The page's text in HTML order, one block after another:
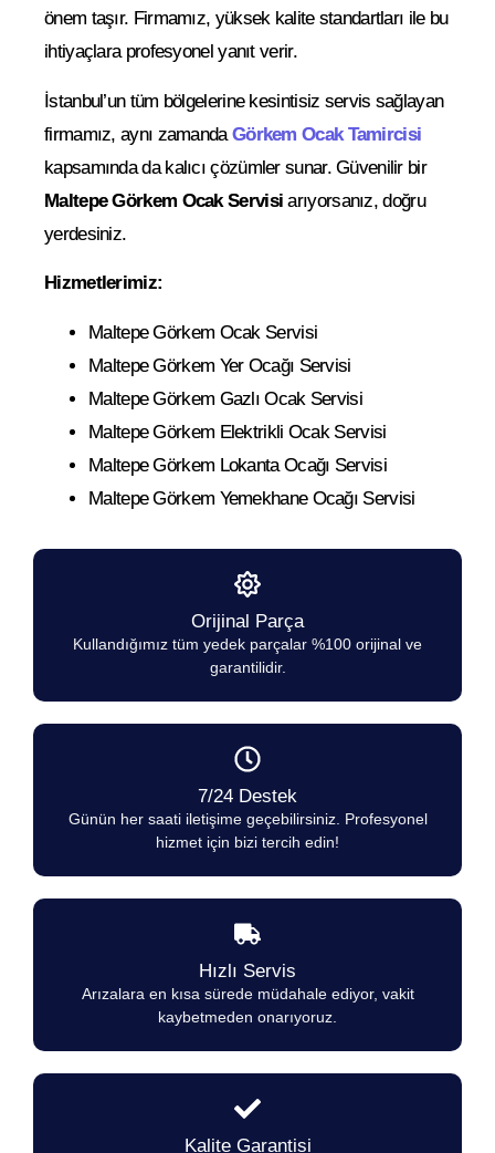
önem taşır. Firmamız, yüksek kalite standartları ile bu
ihtiyaçlara profesyonel yanıt verir.
İstanbul’un tüm bölgelerine kesintisiz servis sağlayan
firmamız, aynı zamanda Görkem Ocak Tamircisi
kapsamında da kalıcı çözümler sunar. Güvenilir bir
Maltepe Görkem Ocak Servisi arıyorsanız, doğru
yerdesiniz.
Hizmetlerimiz:
Maltepe Görkem Ocak Servisi
Maltepe Görkem Yer Ocağı Servisi
Maltepe Görkem Gazlı Ocak Servisi
Maltepe Görkem Elektrikli Ocak Servisi
Maltepe Görkem Lokanta Ocağı Servisi
Maltepe Görkem Yemekhane Ocağı Servisi
Orijinal Parça
Kullandığımız tüm yedek parçalar %100 orijinal ve
garantilidir.
7/24 Destek
Günün her saati iletişime geçebilirsiniz. Profesyonel
hizmet için bizi tercih edin!
Hızlı Servis
Arızalara en kısa sürede müdahale ediyor, vakit
kaybetmeden onarıyoruz.
Kalite Garantisi